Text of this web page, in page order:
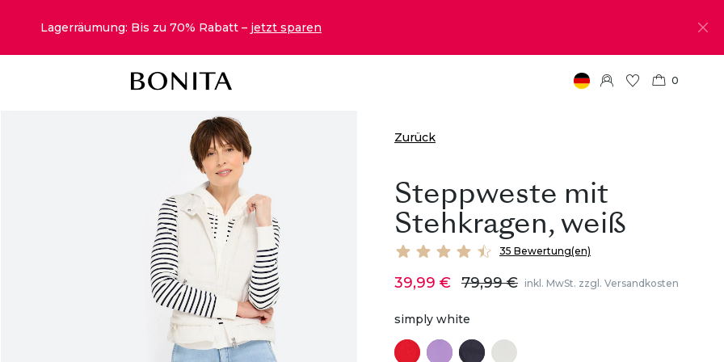
Lagerräumung: Bis zu 70% Rabatt – jetzt sparen
0
Zurück
Steppweste mit
Stehkragen, weiß
35 Bewertung(en)
39,99 € 79,99 € inkl. MwSt. zzgl. Versandkosten
simply white